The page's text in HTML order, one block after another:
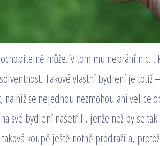
může. V tom mu nebrání nic…
Takové vlastní bydlení je totiž
niž se nejednou nezmohou ani velice
své bydlení našetřili, jenže než by se
koupě ještě notně prodražila,